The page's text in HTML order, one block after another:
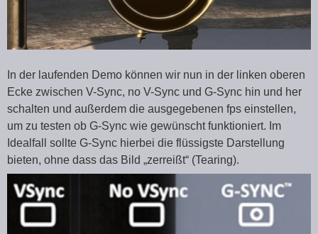
In der laufenden Demo können wir nun in der linken oberen
Ecke zwischen V-Sync, no V-Sync und G-Sync hin und her
schalten und außerdem die ausgegebenen fps einstellen,
um zu testen ob G-Sync wie gewünscht funktioniert. Im
Idealfall sollte G-Sync hierbei die flüssigste Darstellung
bieten, ohne dass das Bild „zerreißt“ (Tearing).